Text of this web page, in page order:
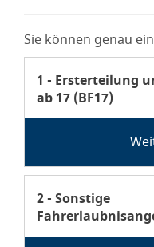
Sie können genau
Anliegen
1 - Ersterteilung
ab 17 (BF17)
Tooltip Bitte
Anliegen
2 - Sonstige
Tooltip Derzeit